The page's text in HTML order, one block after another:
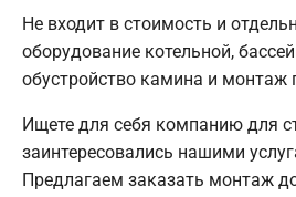
Не входит в стоимость и
оборудование котельной,
обустройство камина и монтаж
Ищете для себя компанию для
заинтересовались нашими
Предлагаем заказать монтаж